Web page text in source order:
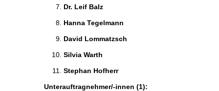
Dr. Leif Balz
Hanna Tegelmann
David Lommatzsch
Silvia Warth
Stephan Hofherr
Unterauftragnehmer/-innen (1):